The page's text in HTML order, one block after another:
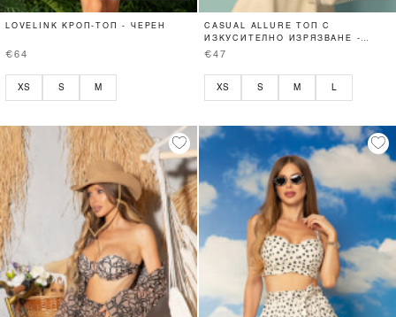
LOVELINK КРОП-ТОП - ЧЕРЕН
€64
XS S M
CASUAL ALLURE ТОП С
ИЗКУСИТЕЛНО ИЗРЯЗВАНЕ -
SOFT BEIGE
€47
XS S M